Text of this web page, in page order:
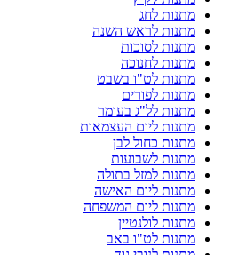
מתנות לחג
מתנות לראש השנה
מתנות לסוכות
מתנות לחנוכה
מתנות לט"ו בשבט
מתנות לפורים
מתנות לל"ג בעומר
מתנות ליום העצמאות
מתנות כחול לבן
מתנות לשבועות
מתנות למזל בתולה
מתנות ליום האישה
מתנות ליום המשפחה
מתנות לולנטיין
מתנות לט"ו באב